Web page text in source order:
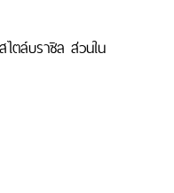
ไตล์บราซิล ส่วนใน